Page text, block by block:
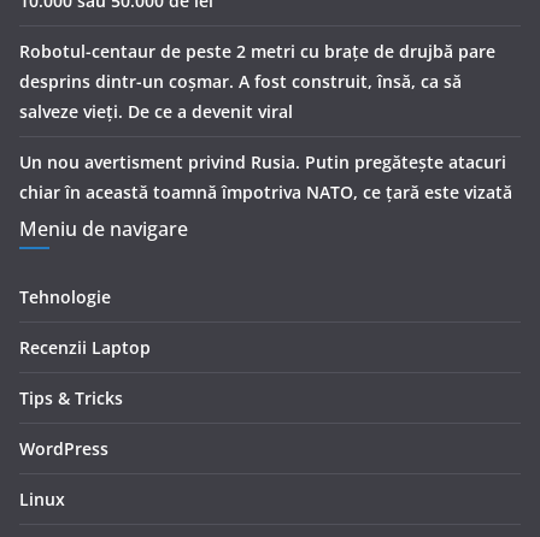
Robotul-centaur de peste 2 metri cu brațe de drujbă pare
desprins dintr-un coșmar. A fost construit, însă, ca să
salveze vieți. De ce a devenit viral
Un nou avertisment privind Rusia. Putin pregăteşte atacuri
chiar în această toamnă împotriva NATO, ce țară este vizată
Meniu de navigare
Tehnologie
Recenzii Laptop
Tips & Tricks
WordPress
Linux